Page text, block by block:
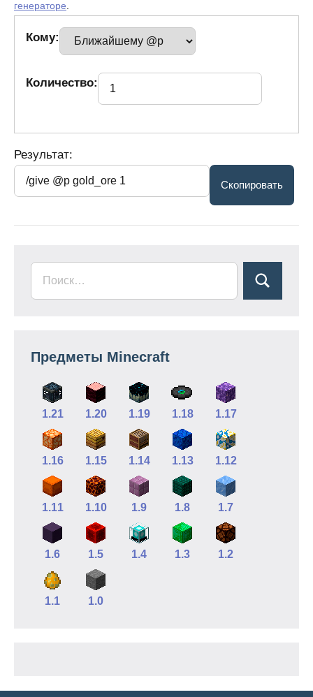
генераторе.
Кому:
Количество:
Результат:
Предметы Minecraft
1.21 1.20 1.19 1.18 1.17
1.16 1.15 1.14 1.13 1.12
1.11 1.10 1.9 1.8 1.7
1.6 1.5 1.4 1.3 1.2
1.1 1.0